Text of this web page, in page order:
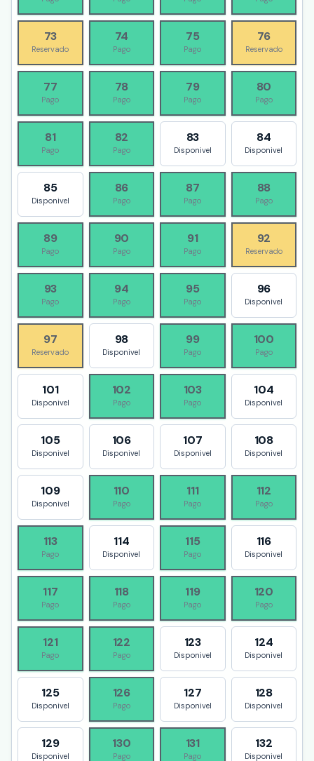
73
Reservado
74
Pago
75
Pago
76
Reservado
77
Pago
78
Pago
79
Pago
80
Pago
81
Pago
82
Pago
83
Disponivel
84
Disponivel
85
Disponivel
86
Pago
87
Pago
88
Pago
89
Pago
90
Pago
91
Pago
92
Reservado
93
Pago
94
Pago
95
Pago
96
Disponivel
97
Reservado
98
Disponivel
99
Pago
100
Pago
101
Disponivel
102
Pago
103
Pago
104
Disponivel
105
Disponivel
106
Disponivel
107
Disponivel
108
Disponivel
109
Disponivel
110
Pago
111
Pago
112
Pago
113
Pago
114
Disponivel
115
Pago
116
Disponivel
117
Pago
118
Pago
119
Pago
120
Pago
121
Pago
122
Pago
123
Disponivel
124
Disponivel
125
Disponivel
126
Pago
127
Disponivel
128
Disponivel
129
Disponivel
130
Pago
131
Pago
132
Disponivel